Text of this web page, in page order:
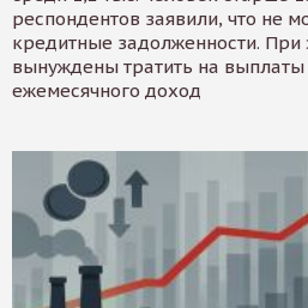
респондентов заявили, что не
кредитные задолженности.
вынуждены тратить на
ежемесячного доход